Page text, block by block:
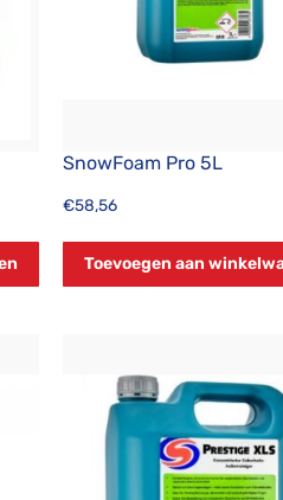
SnowFoam Pro 5L
€58,56
Toevoegen aan